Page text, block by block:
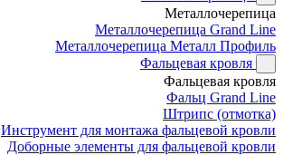
Металлочерепица
Металлочерепица Grand Line
Металлочерепица Металл Профиль
Фальцевая кровля
Фальцевая кровля
Фальц Grand Line
Штрипс (отмотка)
Инструмент для монтажа фальцевой кровли
Доборные элементы для фальцевой кровли